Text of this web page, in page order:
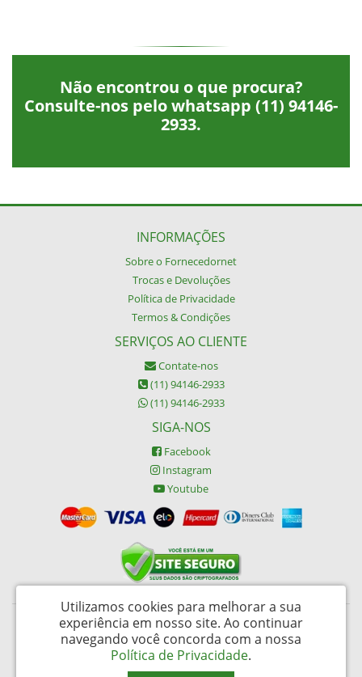
Não encontrou o que procura?
Consulte-nos pelo whatsapp (11) 94146-
2933.
INFORMAÇÕES
Sobre o Fornecedornet
Trocas e Devoluções
Política de Privacidade
Termos & Condições
SERVIÇOS AO CLIENTE
Contate-nos
(11) 94146-2933
(11) 94146-2933
SIGA-NOS
Facebook
Instagram
Youtube
Buypack Brasil Descartáveis Ltda - CNPJ: 06.002.162/0001-45
Rua da Alfândega 487 – Brás - São Paulo / SP - CEP: 03006-030
Utilizamos cookies para melhorar a sua
experiência em nosso site. Ao continuar
navegando você concorda com a nossa
Política de Privacidade.